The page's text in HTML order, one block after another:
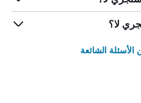
لا؟
الشائعة